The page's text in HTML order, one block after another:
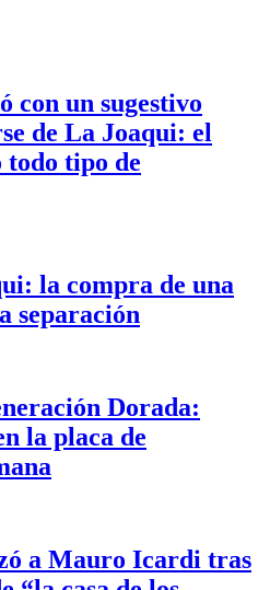
con un sugestivo
de La Joaqui: el
todo tipo de
la compra de una
separación
Dorada:
la placa de
a Mauro Icardi tras